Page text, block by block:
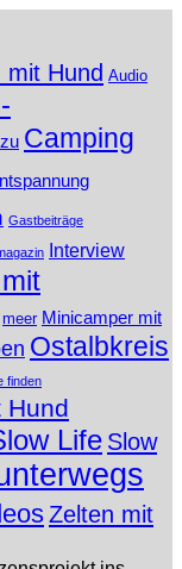
Hund Audio
Camping
Gastbeiträge
Interview
meer Minicamper mit
Ostalbkreis
finden
Hund
Life Slow
Zelten mit